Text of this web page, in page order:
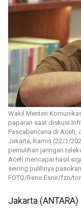
Wakil Menteri
paparan saat diskusi
Pascabencana di Aceh,
Jakarta, Kamis (22/1/
pemulihan jaringan
Aceh mencapai hasil
seiring pulihnya
FOTO/Reno Esnir/fzn/
Jakarta (ANTARA)